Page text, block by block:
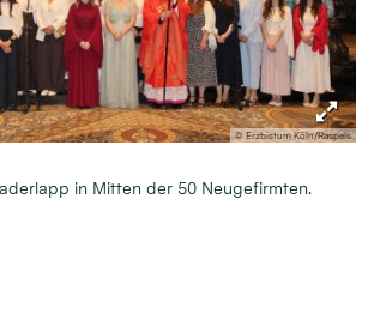
© Erzbistum Köln/Raspels
in Mitten der 50 Neugefirmten.